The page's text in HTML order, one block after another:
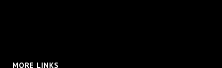
MORE LINKS